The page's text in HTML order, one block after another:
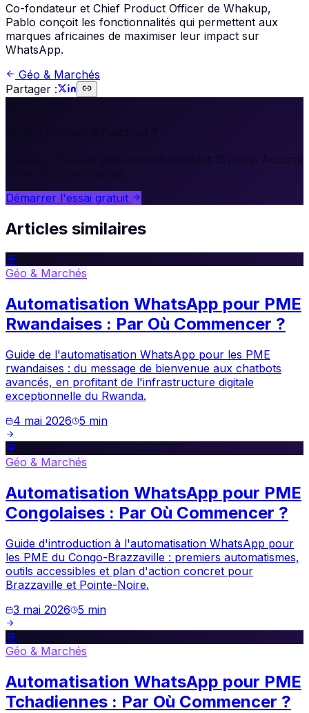
Co-fondateur et Chief Product Officer de Whakup,
Pablo conçoit les fonctionnalités qui permettent aux
marques africaines de maximiser leur impact sur
WhatsApp.
Géo & Marchés
Partager :
Essayez Whakup gratuitement pendant 15 jours. Aucune
Démarrer l'essai gratuit
Articles similaires
💬
Géo & Marchés
Automatisation WhatsApp pour PME
Rwandaises : Par Où Commencer ?
Guide de l'automatisation WhatsApp pour les PME
rwandaises : du message de bienvenue aux chatbots
avancés, en profitant de l'infrastructure digitale
exceptionnelle du Rwanda.
4 mai 2026 5 min
💬
Géo & Marchés
Automatisation WhatsApp pour PME
Congolaises : Par Où Commencer ?
Guide d'introduction à l'automatisation WhatsApp pour
les PME du Congo-Brazzaville : premiers automatismes,
outils accessibles et plan d'action concret pour
Brazzaville et Pointe-Noire.
3 mai 2026 5 min
💬
Géo & Marchés
Automatisation WhatsApp pour PME
Tchadiennes : Par Où Commencer ?